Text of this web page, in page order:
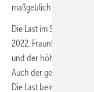
maßgeblich für den
Die Last im Stromnetz
2022. Fraunhofer ISE
und der höheren
Auch der gestiegene
Die Last beinhaltet den